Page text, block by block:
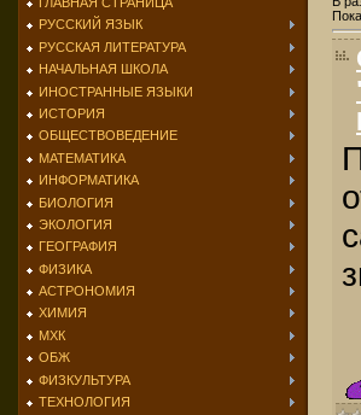
РУССКИЙ ЯЗЫК
РУССКАЯ ЛИТЕРАТУРА
НАЧАЛЬНАЯ ШКОЛА
ИНОСТРАННЫЕ ЯЗЫКИ
ИСТОРИЯ
ОБЩЕСТВОВЕДЕНИЕ
МАТЕМАТИКА
ИНФОРМАТИКА
БИОЛОГИЯ
ЭКОЛОГИЯ
ГЕОГРАФИЯ
ФИЗИКА
АСТРОНОМИЯ
ХИМИЯ
МХК
ОБЖ
ФИЗКУЛЬТУРА
ТЕХНОЛОГИЯ